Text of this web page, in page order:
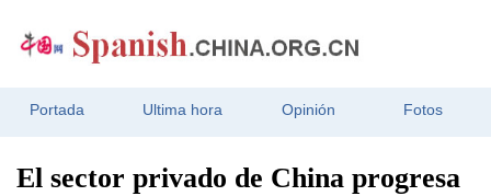
Portada Ultima hora Opinión Fotos
El sector privado de China progresa